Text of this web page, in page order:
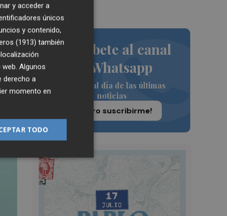
de Castellón
Suscríbete al canal
de Whatsapp
Siempre al día de las últimas
noticias
¡Quiero suscribirme!
y acceder a
únicos
y contenido,
(1913) también
Algunos
derecho a
momento en
TODO